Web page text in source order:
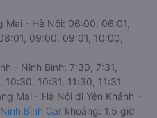
Mai - Hà Nội: 06:00, 06:01,
09:00, 09:01, 10:00,
- Ninh Bình: 7:30, 7:31,
10:31, 11:30, 11:31
Mai - Hà Nội đi Yên Khánh -
Ninh Bình Car khoảng: 1.5 giờ